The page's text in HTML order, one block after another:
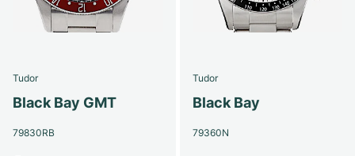
Tudor
Black Bay GMT
79830RB
Tudor
Black Bay
79360N